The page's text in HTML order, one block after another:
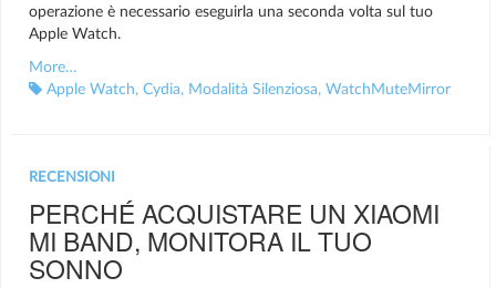
operazione è necessario eseguirla una seconda volta sul tuo
Apple Watch.
More…
Apple Watch, Cydia, Modalità Silenziosa, WatchMuteMirror
RECENSIONI
PERCHÉ ACQUISTARE UN XIAOMI
MI BAND, MONITORA IL TUO
SONNO